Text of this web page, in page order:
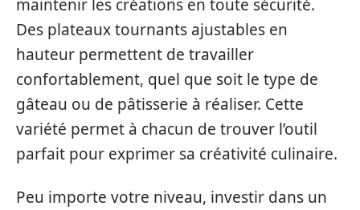
maintenir les créations en toute sécurité.
Des plateaux tournants ajustables en
hauteur permettent de travailler
confortablement, quel que soit le type de
gâteau ou de pâtisserie à réaliser. Cette
variété permet à chacun de trouver l’outil
parfait pour exprimer sa créativité culinaire.
Peu importe votre niveau, investir dans un